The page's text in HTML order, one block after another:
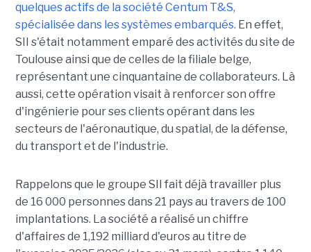
quelques actifs de la société Centum T&S,
spécialisée dans les systèmes embarqués. En effet,
SII s'était notamment emparé des activités du site de
Toulouse ainsi que de celles de la filiale belge,
représentant une cinquantaine de collaborateurs. Là
aussi, cette opération visait à renforcer son offre
d'ingénierie pour ses clients opérant dans les
secteurs de l'aéronautique, du spatial, de la défense,
du transport et de l'industrie.
Rappelons que le groupe SII fait déjà travailler plus
de 16 000 personnes dans 21 pays au travers de 100
implantations. La société a réalisé un chiffre
d'affaires de 1,192 milliard d'euros au titre de